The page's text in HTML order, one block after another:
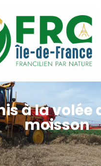
à la volée
moisson